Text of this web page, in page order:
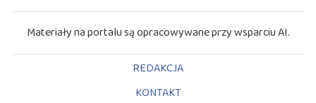
Materiały na portalu są opracowywane przy wsparciu AI.
REDAKCJA
KONTAKT